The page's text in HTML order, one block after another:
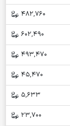
482,760
602,490
493,470
45,470
5,633
23,700